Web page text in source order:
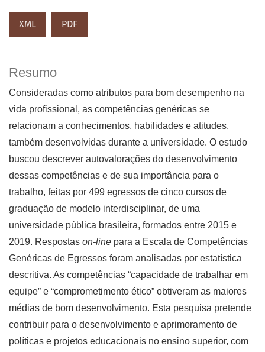
XML PDF
Resumo
Consideradas como atributos para bom desempenho na
vida profissional, as competências genéricas se
relacionam a conhecimentos, habilidades e atitudes,
também desenvolvidas durante a universidade. O estudo
buscou descrever autovalorações do desenvolvimento
dessas competências e de sua importância para o
trabalho, feitas por 499 egressos de cinco cursos de
graduação de modelo interdisciplinar, de uma
universidade pública brasileira, formados entre 2015 e
2019. Respostas on-line para a Escala de Competências
Genéricas de Egressos foram analisadas por estatística
descritiva. As competências “capacidade de trabalhar em
equipe” e “comprometimento ético” obtiveram as maiores
médias de bom desenvolvimento. Esta pesquisa pretende
contribuir para o desenvolvimento e aprimoramento de
políticas e projetos educacionais no ensino superior, com